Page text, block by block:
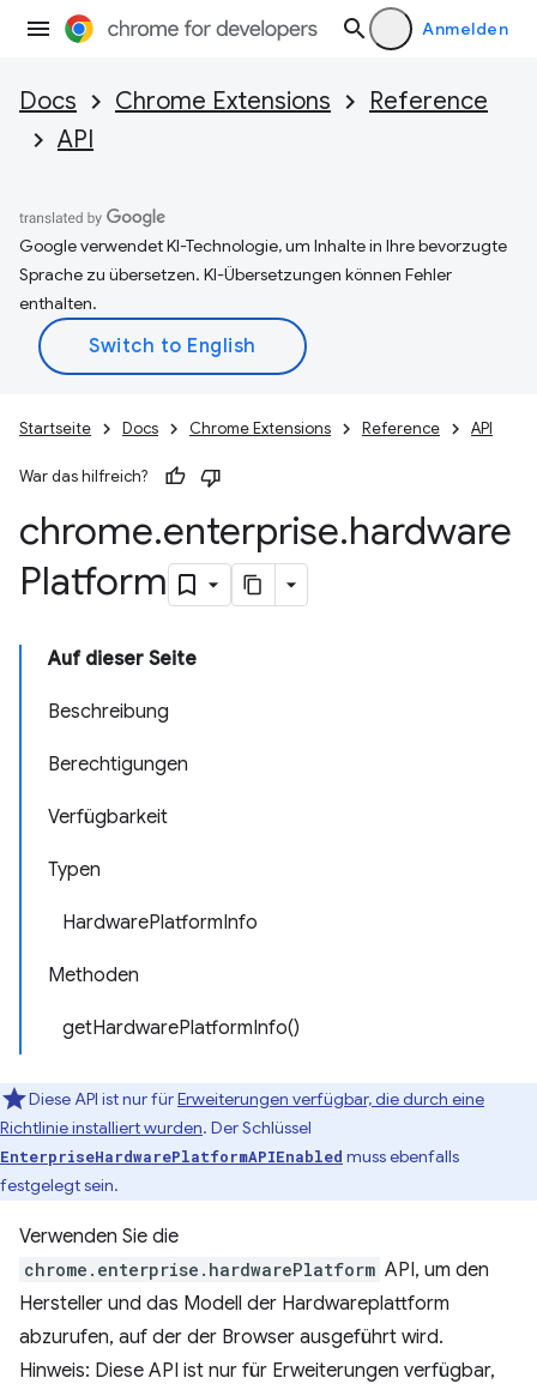
Anmelden
Docs Chrome Extensions
Reference
API
Google verwendet KI-Technologie, um Inhalte in Ihre bevorzugte
Sprache zu übersetzen. KI-Übersetzungen können Fehler
enthalten.
Startseite Docs Chrome Extensions Reference API
War das hilfreich?
chrome.enterprise.hardware
Platform
Auf dieser Seite
Beschreibung
Berechtigungen
Verfügbarkeit
Typen
HardwarePlatformInfo
Methoden
getHardwarePlatformInfo()
Diese API ist nur fürErweiterungen verfügbar, die durch eine
Richtlinie installiert wurden. Der Schlüssel
EnterpriseHardwarePlatformAPIEnabled muss ebenfalls
festgelegt sein.
Verwenden Sie die
chrome.enterprise.hardwarePlatform API, um den
Hersteller und das Modell der Hardwareplattform
abzurufen, auf der der Browser ausgeführt wird.
Hinweis: Diese API ist nur für Erweiterungen verfügbar,